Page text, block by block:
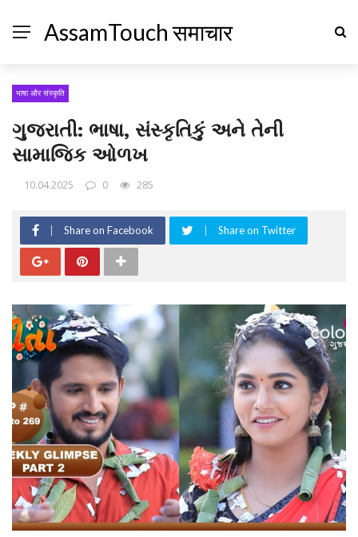
AssamTouch समाचार
भाषा और संस्कृति
ગુજરાતી: ભાષા, સંસ્કૃતિકું અને તેની
સામાજિક ઓળખ
10.04.2025 0 285
Share on Facebook Share on Twitter